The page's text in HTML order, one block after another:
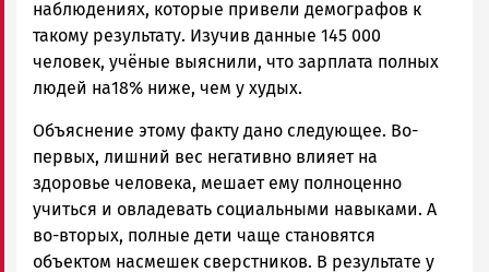
наблюдениях, которые привели демографов к
такому результату. Изучив данные 145 000
человек, учёные выяснили, что зарплата полных
людей на18% ниже, чем у худых.
Объяснение этому факту дано следующее. Во-
первых, лишний вес негативно влияет на
здоровье человека, мешает ему полноценно
учиться и овладевать социальными навыками. А
во-вторых, полные дети чаще становятся
объектом насмешек сверстников. В результате у